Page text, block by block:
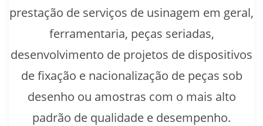
prestação de serviços de usinagem em geral,
ferramentaria, peças seriadas,
desenvolvimento de projetos de dispositivos
de fixação e nacionalização de peças sob
desenho ou amostras com o mais alto
padrão de qualidade e desempenho.